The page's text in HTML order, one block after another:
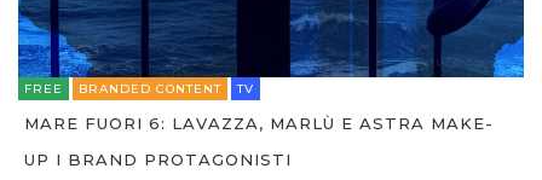
OPINIONI
FREE BRANDED CONTENT TV
MARE FUORI 6: LAVAZZA, MARLÙ E ASTRA MAKE-
UP I BRAND PROTAGONISTI